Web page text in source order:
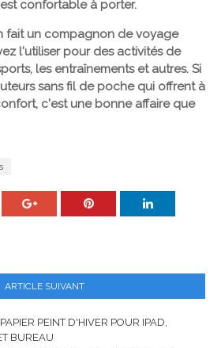
confortable à porter.
fait un compagnon de voyage
l'utiliser pour des activités de
les entraînements et autres. Si
sans fil de poche qui offrent à
c'est une bonne affaire que
ARTICLE SUIVANT
PEINT D'HIVER POUR IPAD,
BUREAU